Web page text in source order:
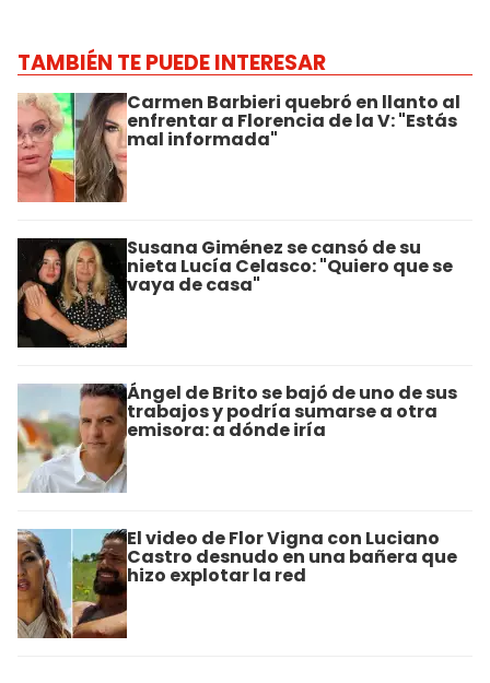
TAMBIÉN TE PUEDE INTERESAR
Carmen Barbieri quebró en llanto al
enfrentar a Florencia de la V: "Estás
mal informada"
Susana Giménez se cansó de su
nieta Lucía Celasco: "Quiero que se
vaya de casa"
Ángel de Brito se bajó de uno de sus
trabajos y podría sumarse a otra
emisora: a dónde iría
El video de Flor Vigna con Luciano
Castro desnudo en una bañera que
hizo explotar la red